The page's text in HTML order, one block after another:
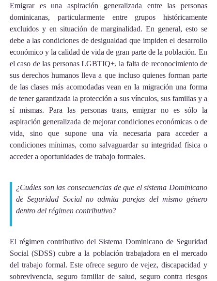
Emigrar es una aspiración generalizada entre las personas
dominicanas, particularmente entre grupos históricamente
excluidos y en situación de marginalidad. En general, esto se
debe a las condiciones de desigualdad que impiden el desarrollo
económico y la calidad de vida de gran parte de la población. En
el caso de las personas LGBTIQ+, la falta de reconocimiento de
sus derechos humanos lleva a que incluso quienes forman parte
de las clases más acomodadas vean en la migración una forma
de tener garantizada la protección a sus vínculos, sus familias y a
sí mismas. Para las personas trans, emigrar no es sólo la
aspiración generalizada de mejorar condiciones económicas o de
vida, sino que supone una vía necesaria para acceder a
condiciones mínimas, como salvaguardar su integridad física o
acceder a oportunidades de trabajo formales.
¿Cuáles son las consecuencias de que el sistema Dominicano
de Seguridad Social no admita parejas del mismo género
dentro del régimen contributivo?
El régimen contributivo del Sistema Dominicano de Seguridad
Social (SDSS) cubre a la población trabajadora en el mercado
del trabajo formal. Este ofrece seguro de vejez, discapacidad y
sobrevivencia, seguro familiar de salud, seguro contra riesgos